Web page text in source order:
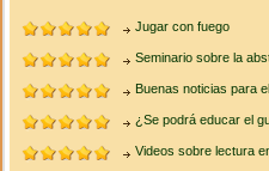
Jugar con fuego
Seminario sobre la
Buenas noticias para
¿Se podrá educar el
Videos sobre lectura